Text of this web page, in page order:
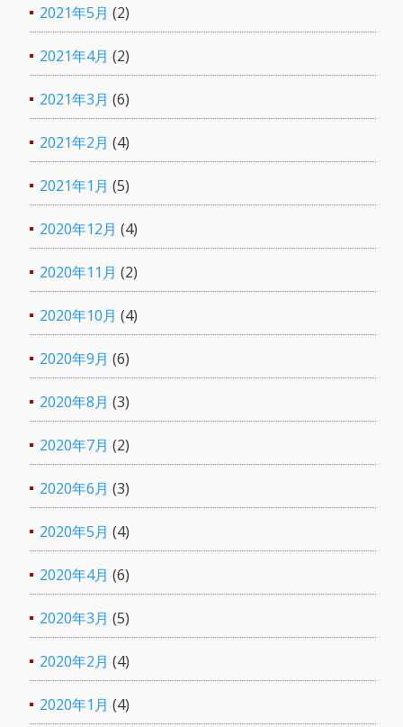
2021年5月 (2)
2021年4月 (2)
2021年3月 (6)
2021年2月 (4)
2021年1月 (5)
2020年12月 (4)
2020年11月 (2)
2020年10月 (4)
2020年9月 (6)
2020年8月 (3)
2020年7月 (2)
2020年6月 (3)
2020年5月 (4)
2020年4月 (6)
2020年3月 (5)
2020年2月 (4)
2020年1月 (4)